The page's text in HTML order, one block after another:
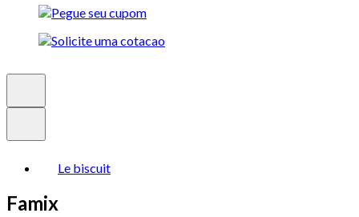
Le biscuit
Famix